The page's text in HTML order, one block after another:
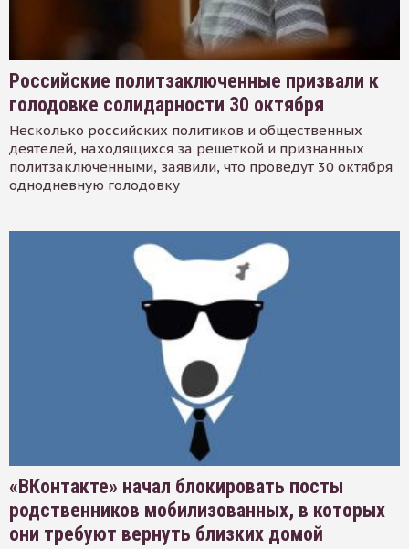
Российские политзаключенные призвали к
голодовке солидарности 30 октября
Несколько российских политиков и общественных
деятелей, находящихся за решеткой и признанных
политзаключенными, заявили, что проведут 30 октября
однодневную голодовку
«ВКонтакте» начал блокировать посты
родственников мобилизованных, в которых
они требуют вернуть близких домой